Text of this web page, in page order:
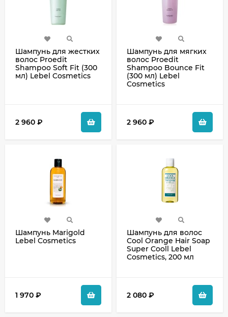
Шампунь для жестких
волос Proedit
Shampoo Soft Fit (300
мл) Lebel Cosmetics
2 960 ₽
Шампунь для мягких
волос Proedit
Shampoo Bounce Fit
(300 мл) Lebel
Cosmetics
2 960 ₽
Шампунь Marigold
Lebel Cosmetics
1 970 ₽
Шампунь для волос
Cool Orange Hair Soap
Super Cooll Lebel
Cosmetics, 200 мл
2 080 ₽